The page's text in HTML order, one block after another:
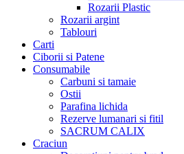
Rozarii Plastic
Rozarii argint
Tablouri
Carti
Ciborii si Patene
Consumabile
Carbuni si tamaie
Ostii
Parafina lichida
Rezerve lumanari si fitil
SACRUM CALIX
Craciun